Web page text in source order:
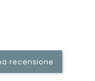
recensione